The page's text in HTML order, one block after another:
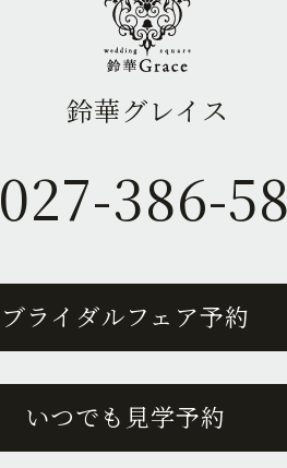
鈴華グレイス
027-386-
ブライダルフェア予約
いつでも見学予約